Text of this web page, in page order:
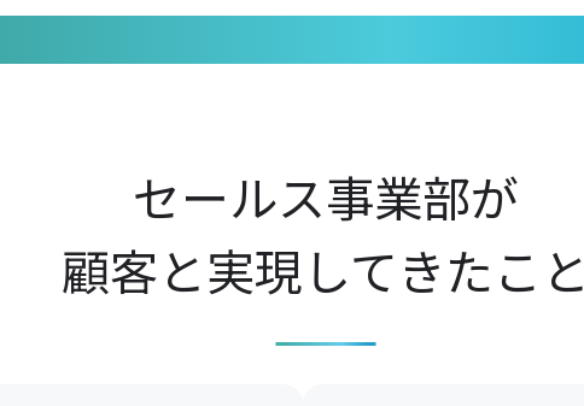
セールス事業部が
顧客と実現してきたこと